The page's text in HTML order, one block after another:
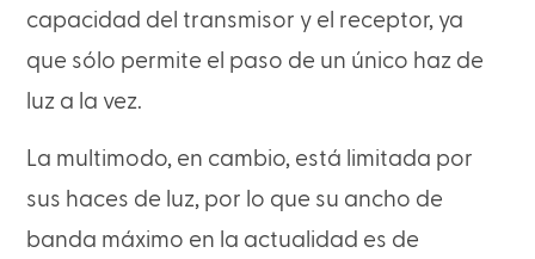
capacidad del transmisor y el receptor, ya
que sólo permite el paso de un único haz de
luz a la vez.
La multimodo, en cambio, está limitada por
sus haces de luz, por lo que su ancho de
banda máximo en la actualidad es de